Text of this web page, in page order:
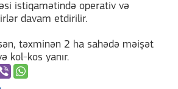
istiqamətində operativ və
davam etdirilir.
təxminən 2 ha sahədə məişət
kol-kos yanır.